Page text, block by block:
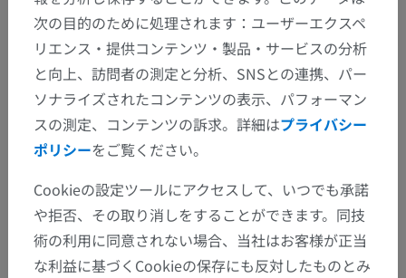
翻訳
間違いを発見しましたか？
修正や翻訳、内容の改善の提案がありましたらどう
ぞお知らせください。
問題を報告
次の目的のために処理されます：ユーザーエクスペ
リエンス・提供コンテンツ・製品・サービスの分析
と向上、訪問者の測定と分析、SNSとの連携、パー
ソナライズされたコンテンツの表示、パフォーマン
スの測定、コンテンツの訴求。詳細はプライバシー
ポリシーをご覧ください。
Cookieの設定ツールにアクセスして、いつでも承諾
や拒否、その取り消しをすることができます。同技
術の利用に同意されない場合、当社はお客様が正当
な利益に基づくCookieの保存にも反対したものとみ